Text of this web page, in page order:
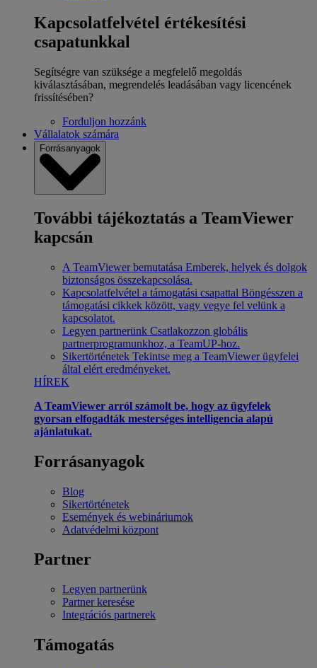
Kapcsolatfelvétel értékesítési
csapatunkkal
Segítségre van szüksége a megfelelő megoldás
kiválasztásában, megrendelés leadásában vagy licencének
frissítésében?
Forduljon hozzánk
Vállalatok számára
Forrásanyagok
További tájékoztatás a TeamViewer
kapcsán
A TeamViewer bemutatása Emberek, helyek és dolgok
biztonságos összekapcsolása.
Kapcsolatfelvétel a támogatási csapattal Böngésszen a
támogatási cikkek között, vagy vegye fel velünk a
kapcsolatot.
Legyen partnerünk Csatlakozzon globális
partnerprogramunkhoz, a TeamUP-hoz.
Sikertörténetek Tekintse meg a TeamViewer ügyfelei
által elért eredményeket.
HÍREK
A TeamViewer arról számolt be, hogy az ügyfelek
gyorsan elfogadták mesterséges intelligencia alapú
ajánlatukat.
Forrásanyagok
Blog
Sikertörténetek
Események és webináriumok
Adatvédelmi központ
Partner
Legyen partnerünk
Partner keresése
Integrációs partnerek
Támogatás